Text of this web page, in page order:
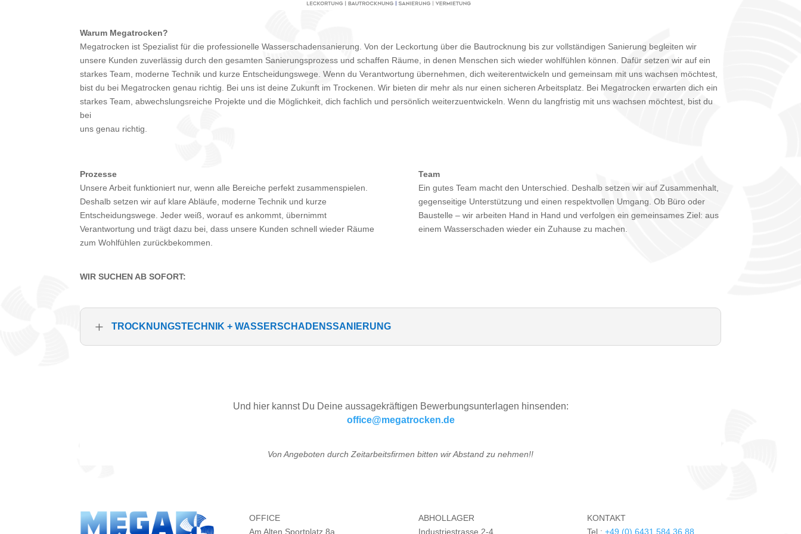
Warum Megatrocken?
Megatrocken ist Spezialist für die professionelle Wasserschadensanierung. Von der Leckortung über die Bautrocknung bis zur vollständigen Sanierung begleiten wir
unsere Kunden zuverlässig durch den gesamten Sanierungsprozess und schaffen Räume, in denen Menschen sich wieder wohlfühlen können. Dafür setzen wir auf ein
starkes Team, moderne Technik und kurze Entscheidungswege. Wenn du Verantwortung übernehmen, dich weiterentwickeln und gemeinsam mit uns wachsen möchtest,
bist du bei Megatrocken genau richtig. Bei uns ist deine Zukunft im Trockenen. Wir bieten dir mehr als nur einen sicheren Arbeitsplatz. Bei Megatrocken erwarten dich ein
starkes Team, abwechslungsreiche Projekte und die Möglichkeit, dich fachlich und persönlich weiterzuentwickeln. Wenn du langfristig mit uns wachsen möchtest, bist du
bei
uns genau richtig.
Prozesse
Unsere Arbeit funktioniert nur, wenn alle Bereiche perfekt zusammenspielen.
Deshalb setzen wir auf klare Abläufe, moderne Technik und kurze
Entscheidungswege. Jeder weiß, worauf es ankommt, übernimmt
Verantwortung und trägt dazu bei, dass unsere Kunden schnell wieder Räume
zum Wohlfühlen zurückbekommen.
Team
Ein gutes Team macht den Unterschied. Deshalb setzen wir auf Zusammenhalt,
gegenseitige Unterstützung und einen respektvollen Umgang. Ob Büro oder
Baustelle – wir arbeiten Hand in Hand und verfolgen ein gemeinsames Ziel: aus
einem Wasserschaden wieder ein Zuhause zu machen.
WIR SUCHEN AB SOFORT:
L TROCKNUNGSTECHNIK + WASSERSCHADENSSANIERUNG
Und hier kannst Du Deine aussagekräftigen Bewerbungsunterlagen hinsenden:
office@megatrocken.de
Von Angeboten durch Zeitarbeitsfirmen bitten wir Abstand zu nehmen!!
OFFICE
Am Alten Sportplatz 8a
ABHOLLAGER
Industriestrasse 2-4
KONTAKT
Tel.:+49 (0) 6431 584 36 88